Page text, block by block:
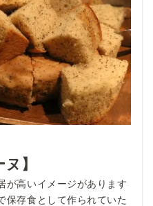
】
が高いイメージがあります
保存食として作られていた